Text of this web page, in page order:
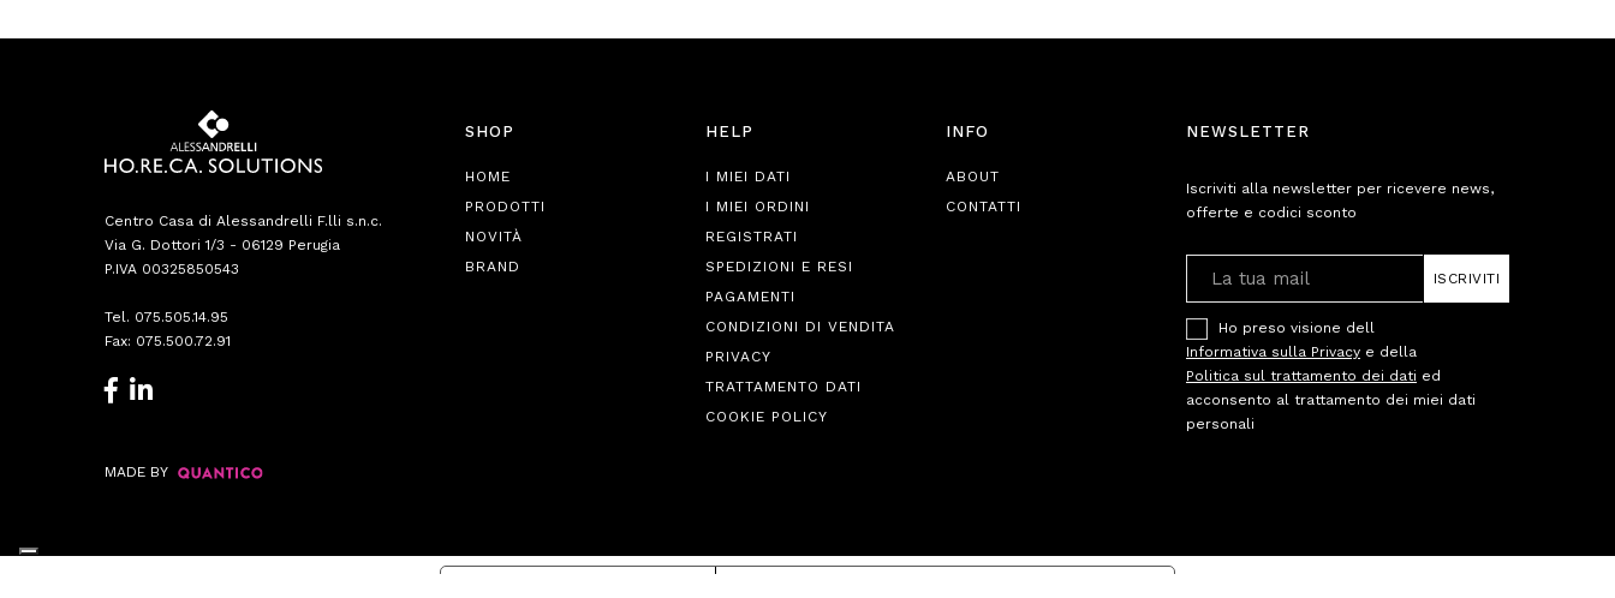
Centro Casa di Alessandrelli F.lli s.n.c.
Via G. Dottori 1/3 - 06129 Perugia
P.IVA 00325850543
Tel. 075.505.14.95
Fax: 075.500.72.91
SHOP
HOME
PRODOTTI
NOVITÀ
BRAND
HELP
I MIEI DATI
I MIEI ORDINI
REGISTRATI
SPEDIZIONI E RESI
PAGAMENTI
CONDIZIONI DI VENDITA
PRIVACY
TRATTAMENTO DATI
COOKIE POLICY
INFO
ABOUT
CONTATTI
NEWSLETTER
Iscriviti alla newsletter per ricevere news,
offerte e codici sconto
ISCRIVITI
Ho preso visione dell
Informativa sulla Privacy e della
Politica sul trattamento dei dati ed
acconsento al trattamento dei miei dati
personali
MADE BY